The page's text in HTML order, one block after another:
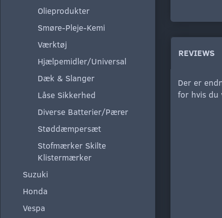
Olieprodukter
Smøre-Pleje-Kemi
Værktøj
Hjælpemidler/Universal
Dæk & Slanger
Låse Sikkerhed
Diverse Batterier/Pærer
Støddæmpersæt
Stofmærker Skilte
Klistermærker
Suzuki
Honda
Vespa
REVIEWS
Der er
for hvis du